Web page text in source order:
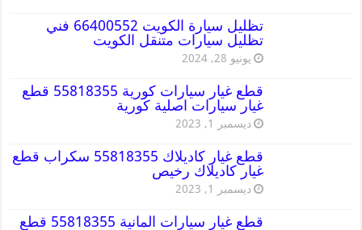
تظليل سيارة الكويت 66400552 فني
تظليل سيارات متنقل الكويت
يونيو 28, 2024
قطع غيار سيارات كورية 55818355 قطع
غيار سيارات اصلية كورية
ديسمبر 1, 2023
قطع غيار كاديلاك 55818355 سكراب قطع
غيار كاديلاك رخيص
ديسمبر 1, 2023
قطع غيار سيارات المانية 55818355 قطع